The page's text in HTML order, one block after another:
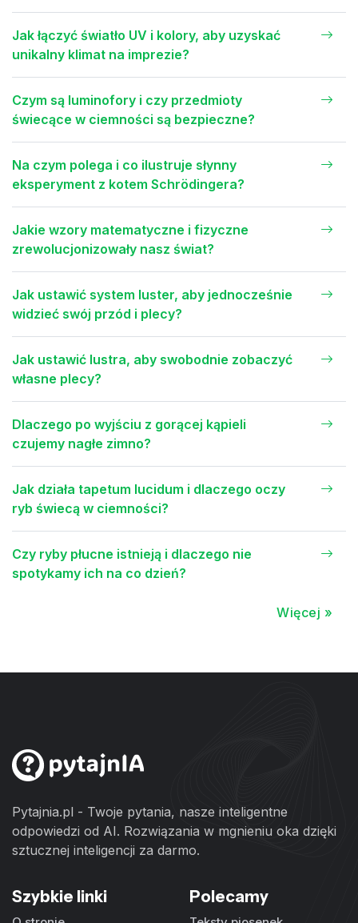
Jak łączyć światło UV i kolory, aby uzyskać
unikalny klimat na imprezie?
Czym są luminofory i czy przedmioty
świecące w ciemności są bezpieczne?
Na czym polega i co ilustruje słynny
eksperyment z kotem Schrödingera?
Jakie wzory matematyczne i fizyczne
zrewolucjonizowały nasz świat?
Jak ustawić system luster, aby jednocześnie
widzieć swój przód i plecy?
Jak ustawić lustra, aby swobodnie zobaczyć
własne plecy?
Dlaczego po wyjściu z gorącej kąpieli
czujemy nagłe zimno?
Jak działa tapetum lucidum i dlaczego oczy
ryb świecą w ciemności?
Czy ryby płucne istnieją i dlaczego nie
spotykamy ich na co dzień?
Więcej »
Pytajnia.pl - Twoje pytania, nasze inteligentne
odpowiedzi od AI. Rozwiązania w mgnieniu oka dzięki
sztucznej inteligencji za darmo.
Szybkie linki Polecamy